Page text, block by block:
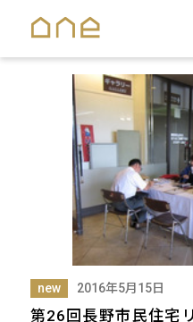
new 2016年5月15日
第26回長野市民住宅